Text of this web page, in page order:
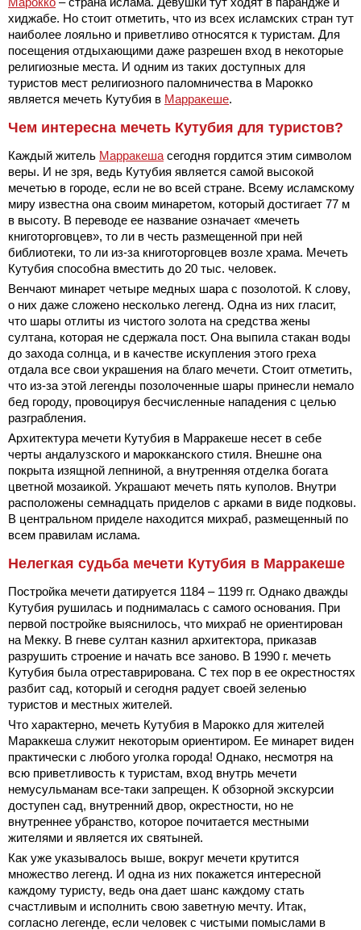
хиджабе. Но стоит отметить, что из всех исламских стран тут
наиболее лояльно и приветливо относятся к туристам. Для
посещения отдыхающими даже разрешен вход в некоторые
религиозные места. И одним из таких доступных для
туристов мест религиозного паломничества в Марокко
является мечеть Кутубия в Марракеше.
Чем интересна мечеть Кутубия для туристов?
Каждый житель Марракеша сегодня гордится этим символом
веры. И не зря, ведь Кутубия является самой высокой
мечетью в городе, если не во всей стране. Всему исламскому
миру известна она своим минаретом, который достигает 77 м
в высоту. В переводе ее название означает «мечеть
книготорговцев», то ли в честь размещенной при ней
библиотеки, то ли из-за книготорговцев возле храма. Мечеть
Кутубия способна вместить до 20 тыс. человек.
Венчают минарет четыре медных шара с позолотой. К слову,
о них даже сложено несколько легенд. Одна из них гласит,
что шары отлиты из чистого золота на средства жены
султана, которая не сдержала пост. Она выпила стакан воды
до захода солнца, и в качестве искупления этого греха
отдала все свои украшения на благо мечети. Стоит отметить,
что из-за этой легенды позолоченные шары принесли немало
бед городу, провоцируя бесчисленные нападения с целью
разграбления.
Архитектура мечети Кутубия в Марракеше несет в себе
черты андалузского и марокканского стиля. Внешне она
покрыта изящной лепниной, а внутренняя отделка богата
цветной мозаикой. Украшают мечеть пять куполов. Внутри
расположены семнадцать приделов с арками в виде подковы.
В центральном приделе находится михраб, размещенный по
всем правилам ислама.
Нелегкая судьба мечети Кутубия в Марракеше
Постройка мечети датируется 1184 – 1199 гг. Однако дважды
Кутубия рушилась и поднималась с самого основания. При
первой постройке выяснилось, что михраб не ориентирован
на Мекку. В гневе султан казнил архитектора, приказав
разрушить строение и начать все заново. В 1990 г. мечеть
Кутубия была отреставрирована. С тех пор в ее окрестностях
разбит сад, который и сегодня радует своей зеленью
туристов и местных жителей.
Что характерно, мечеть Кутубия в Марокко для жителей
Мараккеша служит некоторым ориентиром. Ее минарет виден
практически с любого уголка города! Однако, несмотря на
всю приветливость к туристам, вход внутрь мечети
немусульманам все-таки запрещен. К обзорной экскурсии
доступен сад, внутренний двор, окрестности, но не
внутреннее убранство, которое почитается местными
жителями и является их святыней.
Как уже указывалось выше, вокруг мечети крутится
множество легенд. И одна из них покажется интересной
каждому туристу, ведь она дает шанс каждому стать
счастливым и исполнить свою заветную мечту. Итак,
согласно легенде, если человек с чистыми помыслами в